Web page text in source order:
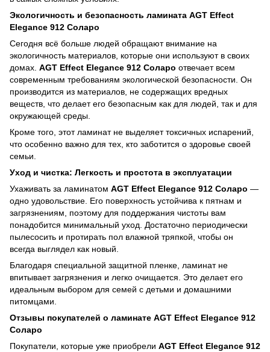
Экологичность и безопасность ламината AGT Effect
Elegance 912 Соларо
Сегодня всё больше людей обращают внимание на
экологичность материалов, которые они используют в своих
домах. AGT Effect Elegance 912 Соларо отвечает всем
современным требованиям экологической безопасности. Он
производится из материалов, не содержащих вредных
веществ, что делает его безопасным как для людей, так и для
окружающей среды.
Кроме того, этот ламинат не выделяет токсичных испарений,
что особенно важно для тех, кто заботится о здоровье своей
семьи.
Уход и чистка: Легкость и простота в эксплуатации
Ухаживать за ламинатом AGT Effect Elegance 912 Соларо —
одно удовольствие. Его поверхность устойчива к пятнам и
загрязнениям, поэтому для поддержания чистоты вам
понадобится минимальный уход. Достаточно периодически
пылесосить и протирать пол влажной тряпкой, чтобы он
всегда выглядел как новый.
Благодаря специальной защитной пленке, ламинат не
впитывает загрязнения и легко очищается. Это делает его
идеальным выбором для семей с детьми и домашними
питомцами.
Отзывы покупателей о ламинате AGT Effect Elegance 912
Соларо
Покупатели, которые уже приобрели AGT Effect Elegance 912